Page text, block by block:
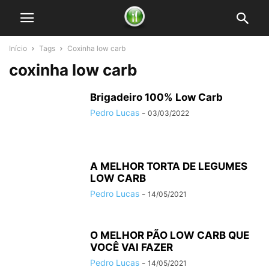
Início Tags Coxinha low carb
coxinha low carb
Brigadeiro 100% Low Carb
Pedro Lucas - 03/03/2022
A MELHOR TORTA DE LEGUMES
LOW CARB
Pedro Lucas - 14/05/2021
O MELHOR PÃO LOW CARB QUE
VOCÊ VAI FAZER
Pedro Lucas - 14/05/2021